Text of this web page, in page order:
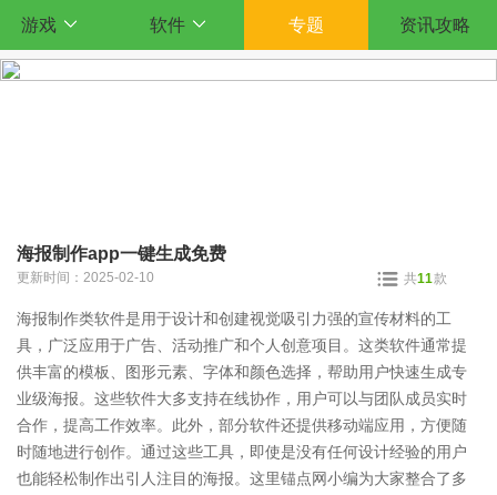
游戏 软件 专题 资讯攻略
海报制作app一键生成免费
更新时间：2025-02-10 共11款
海报制作类软件是用于设计和创建视觉吸引力强的宣传材料的工
具，广泛应用于广告、活动推广和个人创意项目。这类软件通常提
供丰富的模板、图形元素、字体和颜色选择，帮助用户快速生成专
业级海报。这些软件大多支持在线协作，用户可以与团队成员实时
合作，提高工作效率。此外，部分软件还提供移动端应用，方便随
时随地进行创作。通过这些工具，即使是没有任何设计经验的用户
也能轻松制作出引人注目的海报。这里锚点网小编为大家整合了多